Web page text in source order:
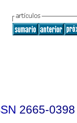
2665-0398